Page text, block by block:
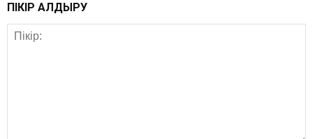
ПІКІР ҚАЛДЫРУ